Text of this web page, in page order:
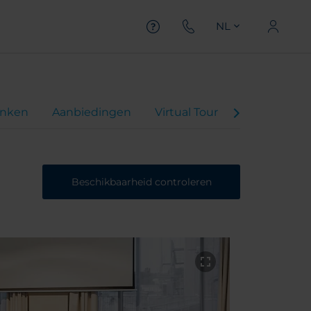
NL
Aanbiedingen Virtual Tour
Beschikbaarheid controleren